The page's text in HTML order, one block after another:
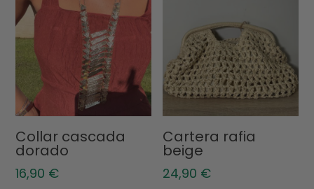
Collar cascada
dorado
16,90 €
Cartera rafia
beige
24,90 €